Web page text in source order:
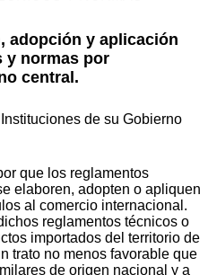
y aplicación
y normas por
central.
de su Gobierno
que los reglamentos
elaboren, adopten o apliquen
al comercio internacional.
reglamentos técnicos o
importados del territorio de
trato no menos favorable que
de origen nacional y a